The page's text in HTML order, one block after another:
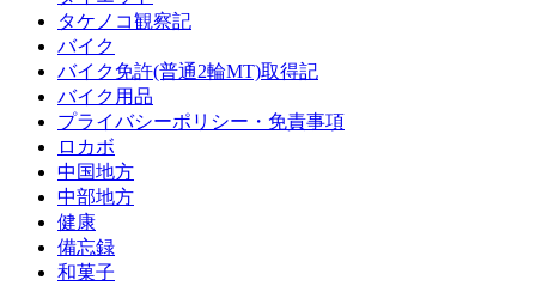
タケノコ観察記
バイク
バイク免許(普通2輪MT)取得記
バイク用品
プライバシーポリシー・免責事項
ロカボ
中国地方
中部地方
健康
備忘録
和菓子